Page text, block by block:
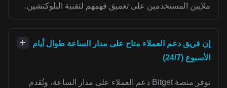
ملايين المستخدمين على تعميق فهمهم لتقنية البلوكتشين.
إن فريق دعم العملاء متاح على مدار الساعة طوال أيام
الأسبوع (24/7)
توفر منصة Bitget دعم العملاء على مدار الساعة، وتُقدم